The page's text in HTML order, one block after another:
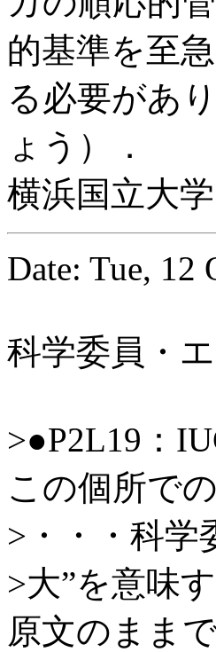
的基準を至
る必要があ
ょう）．
横浜国立大
Date: Tue, 12
科学委員・
>●P2L19：
この個所で
>・・・科学
>大”を意味
原文のまま